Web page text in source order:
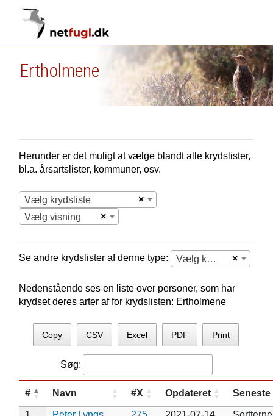
Ertholmene
Herunder er det muligt at vælge blandt alle krydslister,
bl.a. årsartslister, kommuner, osv.
×
Vælg krydsliste
×
Vælg visning
Se andre krydslister af denne type: ×
Vælg krydsliste
Nedenstående ses en liste over personer, som har
krydset deres arter af for krydslisten: Ertholmene
Copy CSV Excel PDF Print
Søg:
# Navn #X Opdateret